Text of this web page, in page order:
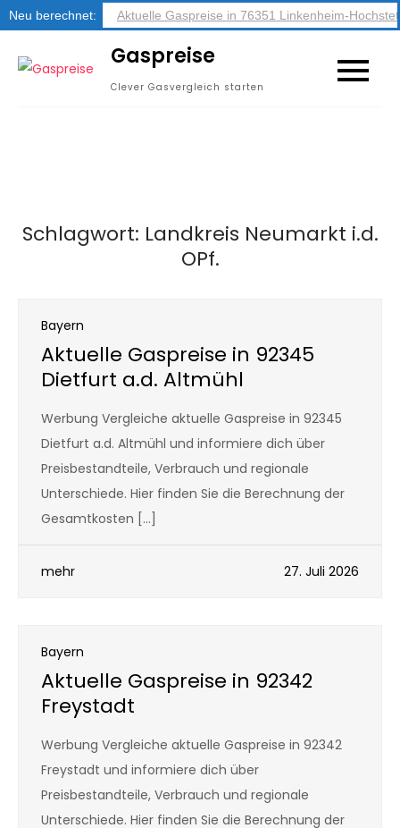
Neu berechnet: Aktuelle Gaspreise in 76351 Linkenheim-
Gaspreise
Clever Gasvergleich starten
Schlagwort: Landkreis Neumarkt i.d.
OPf.
Bayern
Aktuelle Gaspreise in 92345
Dietfurt a.d. Altmühl
Werbung Vergleiche aktuelle Gaspreise in 92345
Dietfurt a.d. Altmühl und informiere dich über
Preisbestandteile, Verbrauch und regionale
Unterschiede. Hier finden Sie die Berechnung der
Gesamtkosten […]
mehr 27. Juli 2026
Bayern
Aktuelle Gaspreise in 92342
Freystadt
Werbung Vergleiche aktuelle Gaspreise in 92342
Freystadt und informiere dich über
Preisbestandteile, Verbrauch und regionale
Unterschiede. Hier finden Sie die Berechnung der